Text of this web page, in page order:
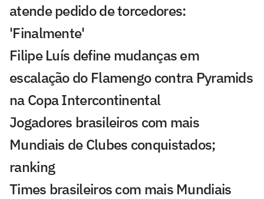
atende pedido de torcedores:
'Finalmente'
Filipe Luís define mudanças em
escalação do Flamengo contra Pyramids
na Copa Intercontinental
Jogadores brasileiros com mais
Mundiais de Clubes conquistados;
ranking
Times brasileiros com mais Mundiais